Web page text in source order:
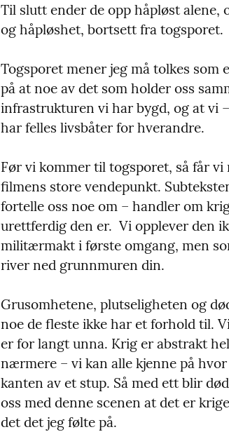
Til slutt ender de opp håpløst
og håpløshet, bortsett fra togsporet.
Togsporet mener jeg må tolkes
på at noe av det som holder oss
infrastrukturen vi har bygd, og at vi
har felles livsbåter for hverandre.
Før vi kommer til togsporet, så får
filmens store vendepunkt.
fortelle oss noe om – handler om
urettferdig den er.  Vi opplever den
militærmakt i første omgang, men
river ned grunnmuren din.
Grusomhetene, plutseligheten og
noe de fleste ikke har et forhold til.
er for langt unna. Krig er abstrakt
nærmere – vi kan alle kjenne på
kanten av et stup. Så med ett blir
oss med denne scenen at det er
det det jeg følte på.